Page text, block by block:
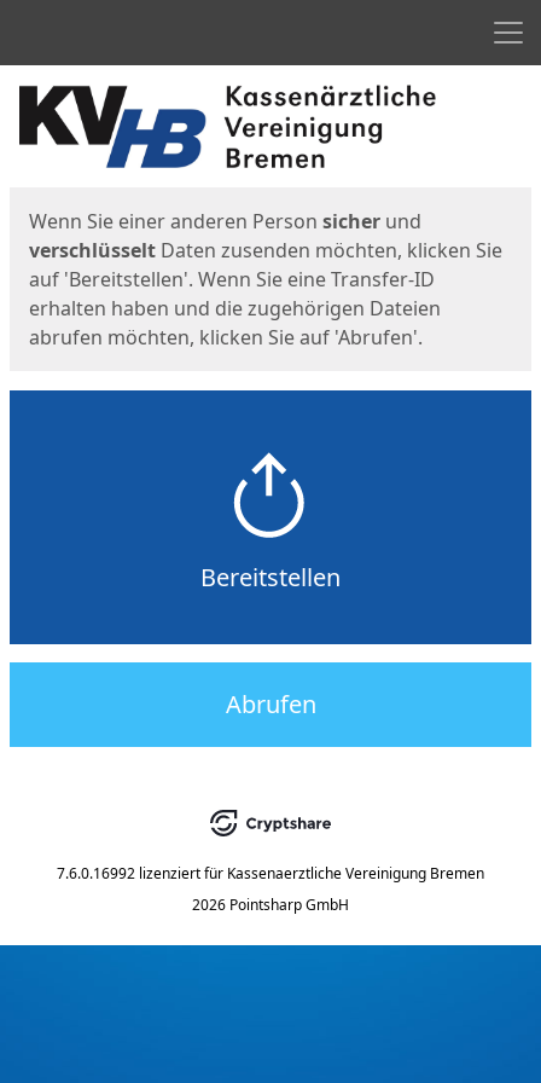
Start
Wenn Sie einer anderen Person sicher und
verschlüsselt Daten zusenden möchten, klicken Sie
auf 'Bereitstellen'. Wenn Sie eine Transfer-ID
erhalten haben und die zugehörigen Dateien
abrufen möchten, klicken Sie auf 'Abrufen'.
Bereitstellen
Abrufen
7.6.0.16992 lizenziert für Kassenaerztliche Vereinigung Bremen
2026 Pointsharp GmbH